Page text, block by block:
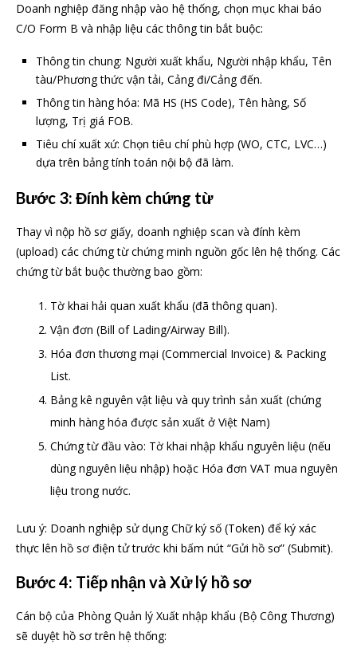
Doanh nghiệp đăng nhập vào hệ thống, chọn mục khai báo
C/O Form B và nhập liệu các thông tin bắt buộc:
Thông tin chung: Người xuất khẩu, Người nhập khẩu, Tên
tàu/Phương thức vận tải, Cảng đi/Cảng đến.
Thông tin hàng hóa: Mã HS (HS Code), Tên hàng, Số
lượng, Trị giá FOB.
Tiêu chí xuất xứ: Chọn tiêu chí phù hợp (WO, CTC, LVC…)
dựa trên bảng tính toán nội bộ đã làm.
Bước 3: Đính kèm chứng từ
Thay vì nộp hồ sơ giấy, doanh nghiệp scan và đính kèm
(upload) các chứng từ chứng minh nguồn gốc lên hệ thống. Các
chứng từ bắt buộc thường bao gồm:
Tờ khai hải quan xuất khẩu (đã thông quan).
Vận đơn (Bill of Lading/Airway Bill).
Hóa đơn thương mại (Commercial Invoice) & Packing
List.
Bảng kê nguyên vật liệu và quy trình sản xuất (chứng
minh hàng hóa được sản xuất ở Việt Nam)
Chứng từ đầu vào: Tờ khai nhập khẩu nguyên liệu (nếu
dùng nguyên liệu nhập) hoặc Hóa đơn VAT mua nguyên
liệu trong nước.
Lưu ý: Doanh nghiệp sử dụng Chữ ký số (Token) để ký xác
thực lên hồ sơ điện tử trước khi bấm nút “Gửi hồ sơ” (Submit).
Bước 4: Tiếp nhận và Xử lý hồ sơ
Cán bộ của Phòng Quản lý Xuất nhập khẩu (Bộ Công Thương)
sẽ duyệt hồ sơ trên hệ thống: